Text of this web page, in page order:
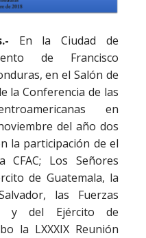
En la Ciudad de
de Francisco
en el Salón de
la Conferencia de las
en
del año dos
la participación de el
CFAC; Los Señores
de Guatemala, la
las Fuerzas
y del Ejército de
la LXXXIX Reunión